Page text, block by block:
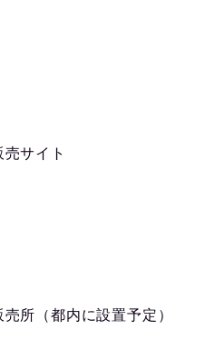
サイト
所（都内に設置予定）